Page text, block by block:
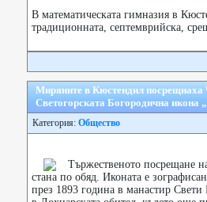
В математическата гимназия в
традиционната, септемврийска,
Миряните в Кюстендил посрещнаха
Светогорската Богородична икона
Категория: Общество
Тържественото посрещане
стана по обяд. Иконата е
през 1893 година в манастир